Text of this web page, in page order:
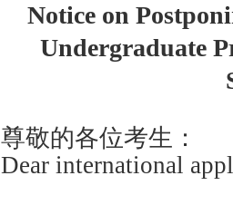
Notice on
Undergraduate
尊敬的各位考生：
Dear international